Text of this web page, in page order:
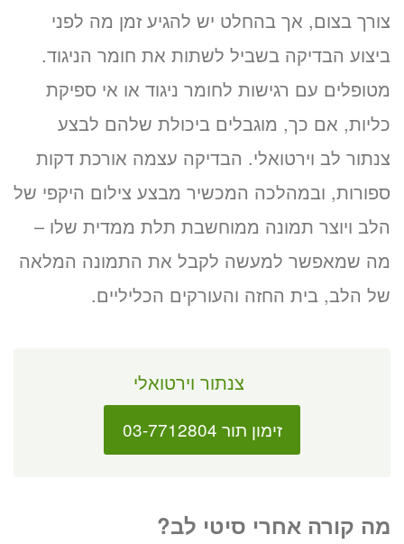
צורך בצום, אך בהחלט יש להגיע זמן מה לפני
ביצוע הבדיקה בשביל לשתות את חומר הניגוד.
מטופלים עם רגישות לחומר ניגוד או אי ספיקת
כליות, אם כך, מוגבלים ביכולת שלהם לבצע
צנתור לב וירטואלי. הבדיקה עצמה אורכת דקות
ספורות, ובמהלכה המכשיר מבצע צילום היקפי של
הלב ויוצר תמונה ממוחשבת תלת ממדית שלו –
מה שמאפשר למעשה לקבל את התמונה המלאה
של הלב, בית החזה והעורקים הכליליים.
צנתור וירטואלי
זימון תור 03-7712804
מה קורה אחרי סיטי לב?